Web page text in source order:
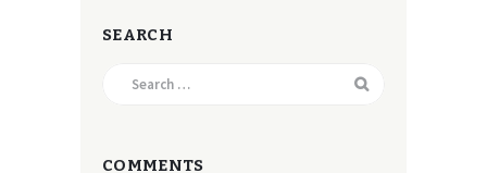
SEARCH
COMMENTS